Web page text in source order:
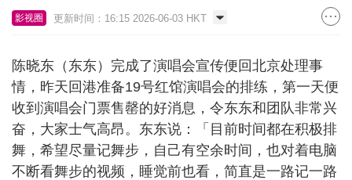
影视圈 更新时间：16:15 2026-06-03 HKT
陈晓东（东东）完成了演唱会宣传便回北京处理事
情，昨天回港准备19号红馆演唱会的排练，第一天便
收到演唱会门票售罄的好消息，令东东和团队非常兴
奋，大家士气高昂。东东说：「目前时间都在积极排
舞，希望尽量记舞步，自己有空余时间，也对着电脑
不断看舞步的视频，睡觉前也看，简直是一路记一路